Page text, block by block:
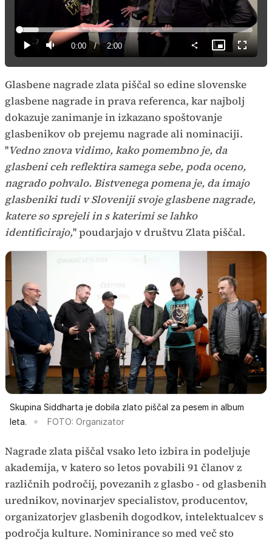
Predvajaj
PredvajajTiho Current
Time
0:00 / Duration
2:00
Loaded:
8.27%
Slika
v
sliki
način
Glasbene nagrade zlata piščal so edine slovenske
glasbene nagrade in prava referenca, kar najbolj
dokazuje zanimanje in izkazano spoštovanje
glasbenikov ob prejemu nagrade ali nominaciji.
''Vedno znova vidimo, kako pomembno je, da
glasbeni ceh reflektira samega sebe, poda oceno,
nagrado pohvalo. Bistvenega pomena je, da imajo
glasbeniki tudi v Sloveniji svoje glasbene nagrade,
katere so sprejeli in s katerimi se lahko
identificirajo,'' poudarjajo v društvu Zlata piščal.
Skupina Siddharta je dobila zlato piščal za pesem in album
leta.
FOTO: Organizator
Nagrade zlata piščal vsako leto izbira in podeljuje
akademija, v katero so letos povabili 91 članov z
različnih področij, povezanih z glasbo - od glasbenih
urednikov, novinarjev specialistov, producentov,
organizatorjev glasbenih dogodkov, intelektualcev s
področja kulture. Nominirance so med več sto